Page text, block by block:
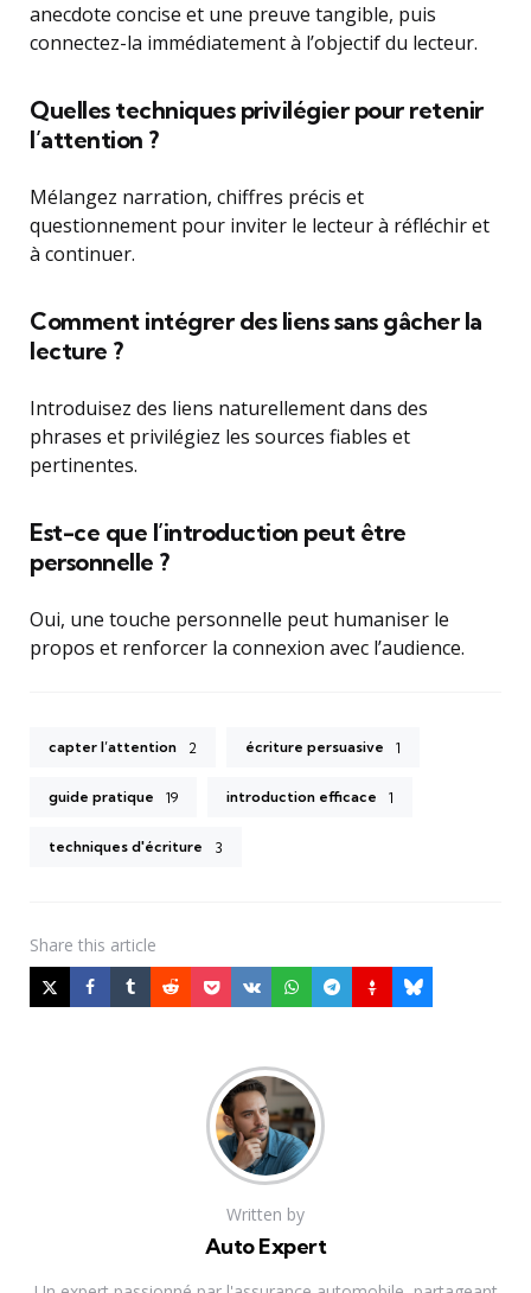
anecdote concise et une preuve tangible, puis
connectez-la immédiatement à l’objectif du lecteur.
Quelles techniques privilégier pour retenir
l’attention ?
Mélangez narration, chiffres précis et
questionnement pour inviter le lecteur à réfléchir et
à continuer.
Comment intégrer des liens sans gâcher la
lecture ?
Introduisez des liens naturellement dans des
phrases et privilégiez les sources fiables et
pertinentes.
Est-ce que l’introduction peut être
personnelle ?
Oui, une touche personnelle peut humaniser le
propos et renforcer la connexion avec l’audience.
capter l’attention 2 écriture persuasive 1
guide pratique 19 introduction efficace 1
techniques d'écriture 3
Share this article
Written by
Auto Expert